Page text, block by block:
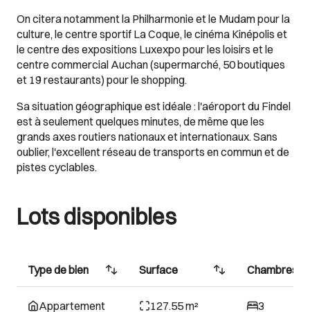
On citera notamment la Philharmonie et le Mudam pour la
culture, le centre sportif La Coque, le cinéma Kinépolis et
le centre des expositions Luxexpo pour les loisirs et le
centre commercial Auchan (supermarché, 50 boutiques
et 19 restaurants) pour le shopping.
Sa situation géographique est idéale : l'aéroport du Findel
est à seulement quelques minutes, de même que les
grands axes routiers nationaux et internationaux. Sans
oublier, l'excellent réseau de transports en commun et de
pistes cyclables.
Lots disponibles
Type de bien Surface Chambres
Appartement 127.55 m² 3